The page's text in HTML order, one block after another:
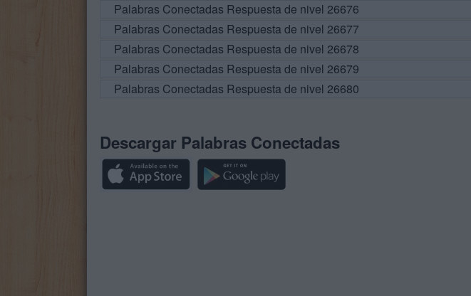
Palabras Conectadas Respuesta de nivel 26676
Palabras Conectadas Respuesta de nivel 26677
Palabras Conectadas Respuesta de nivel 26678
Palabras Conectadas Respuesta de nivel 26679
Palabras Conectadas Respuesta de nivel 26680
Descargar Palabras Conectadas